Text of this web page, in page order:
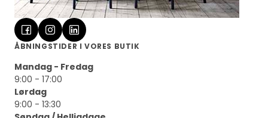
ÅBNINGSTIDER I VORES BUTIK
Mandag - Fredag
9:00 - 17:00
Lørdag
9:00 - 13:30